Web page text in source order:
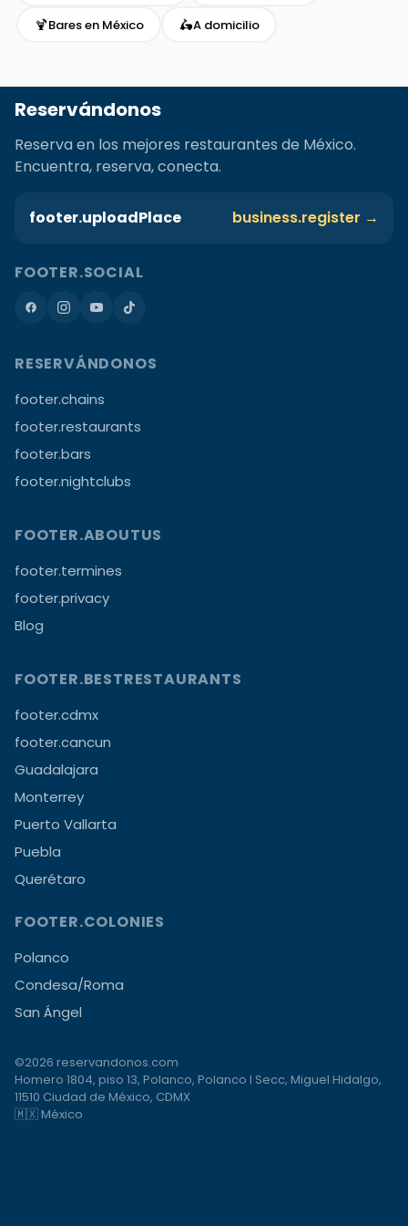
🍹Bares en México 🛵A domicilio
Reservándonos
Reserva en los mejores restaurantes de México.
Encuentra, reserva, conecta.
footer.uploadPlace business.register →
FOOTER.SOCIAL
RESERVÁNDONOS
footer.chains
footer.restaurants
footer.bars
footer.nightclubs
FOOTER.ABOUTUS
footer.termines
footer.privacy
Blog
FOOTER.BESTRESTAURANTS
footer.cdmx
footer.cancun
Guadalajara
Monterrey
Puerto Vallarta
Puebla
Querétaro
FOOTER.COLONIES
Polanco
Condesa/Roma
San Ángel
©2026 reservandonos.com
Homero 1804, piso 13, Polanco, Polanco I Secc, Miguel Hidalgo,
11510 Ciudad de México, CDMX
🇲🇽 México